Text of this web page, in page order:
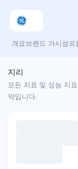
개요 브랜드 가시성 프
지리
모든 지표 및 성능 지
약입니다.